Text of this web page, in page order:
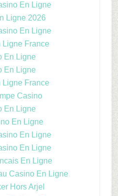
En Ligne
Ligne 2026
En Ligne
Ligne France
En Ligne
En Ligne
Ligne France
Casino
En Ligne
En Ligne
En Ligne
En Ligne
En Ligne
Casino En Ligne
Hors Arjel